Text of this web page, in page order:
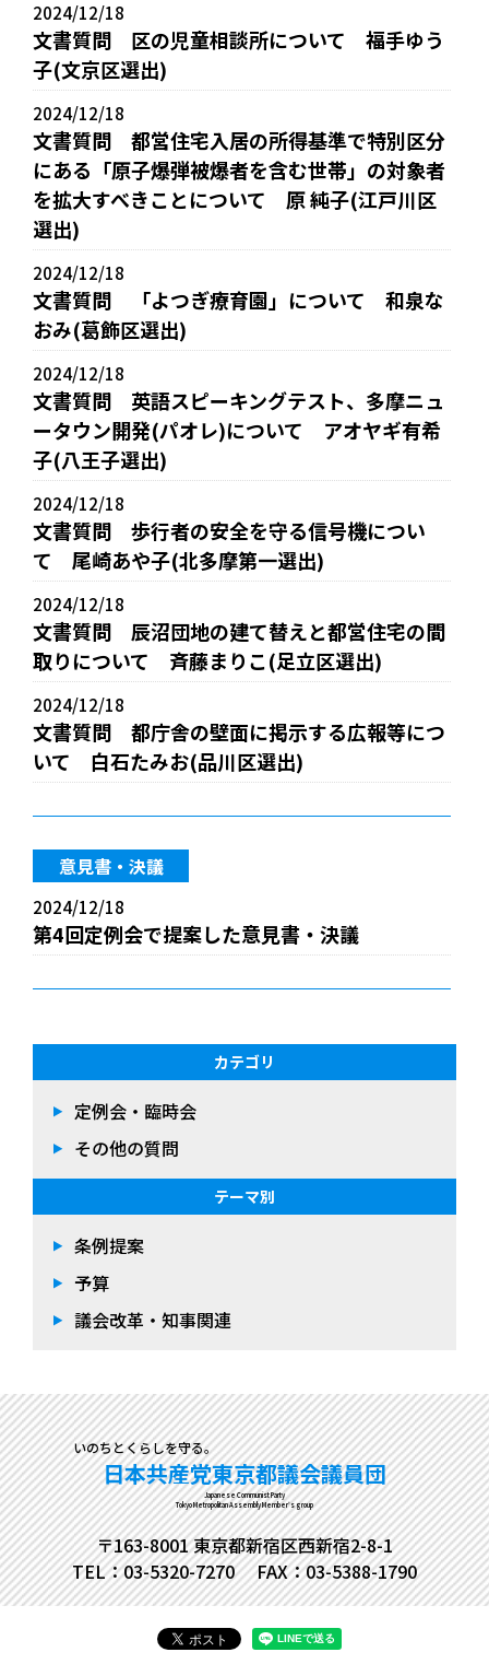
2024/12/18
文書質問 区の児童相談所について 福手ゆう
子(文京区選出)
2024/12/18
文書質問 都営住宅入居の所得基準で特別区分
にある「原子爆弾被爆者を含む世帯」の対象者
を拡大すべきことについて 原 純子(江戸川区
選出)
2024/12/18
文書質問 「よつぎ療育園」について 和泉な
おみ(葛飾区選出)
2024/12/18
文書質問 英語スピーキングテスト、多摩ニュ
ータウン開発(パオレ)について アオヤギ有希
子(八王子選出)
2024/12/18
文書質問 歩行者の安全を守る信号機につい
て 尾崎あや子(北多摩第一選出)
2024/12/18
文書質問 辰沼団地の建て替えと都営住宅の間
取りについて 斉藤まりこ(足立区選出)
2024/12/18
文書質問 都庁舎の壁面に掲示する広報等につ
いて 白石たみお(品川区選出)
意見書・決議
2024/12/18
第4回定例会で提案した意見書・決議
カテゴリ
定例会・臨時会
その他の質問
テーマ別
条例提案
予算
議会改革・知事関連
いのちとくらしを守る。
日本共産党東京都議会議員団
Japanese Communist Party
Tokyo Metropolitan Assembly Member's group
〒163-8001 東京都新宿区西新宿2-8-1
TEL：03-5320-7270
FAX：03-5388-1790